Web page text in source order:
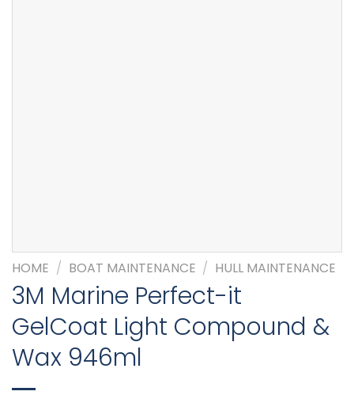
HOME / BOAT MAINTENANCE / HULL MAINTENANCE
3M Marine Perfect-it
GelCoat Light Compound &
Wax 946ml